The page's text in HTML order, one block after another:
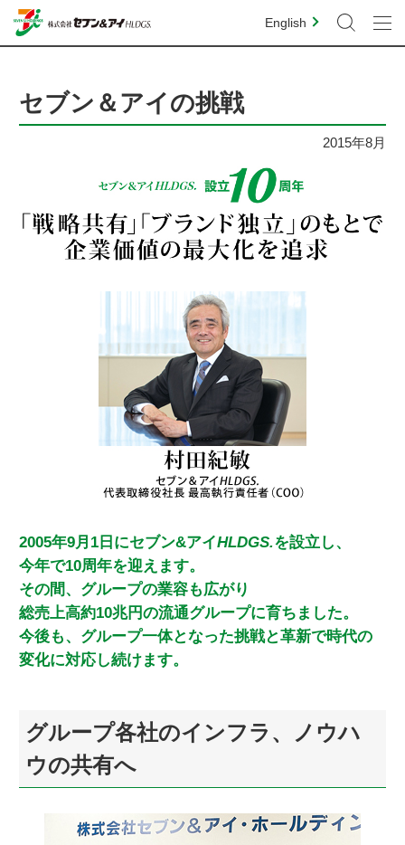
English
セブン＆アイの挑戦
2015年8月
2005年9月1日にセブン&アイHLDGS.を設立し、
今年で10周年を迎えます。
その間、グループの業容も広がり
総売上高約10兆円の流通グループに育ちました。
今後も、グループ一体となった挑戦と革新で時代の
変化に対応し続けます。
グループ各社のインフラ、ノウハ
ウの共有へ